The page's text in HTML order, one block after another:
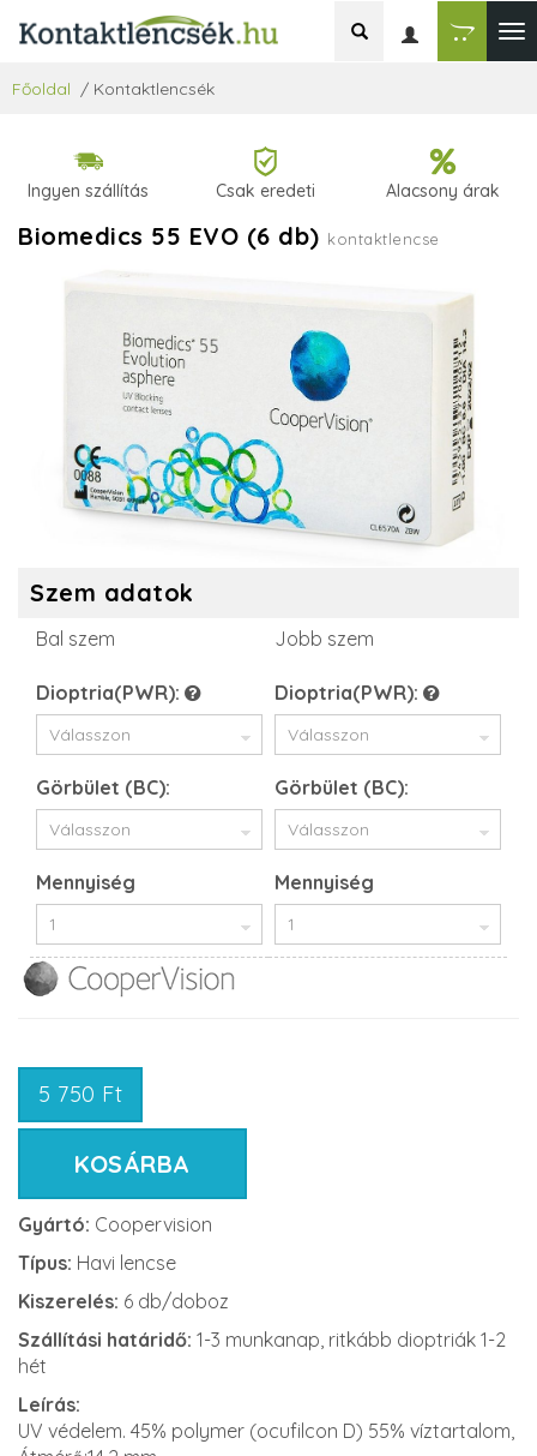
Főoldal / Kontaktlencsék
Ingyen szállítás Csak eredeti Alacsony árak
Biomedics 55 EVO (6 db) kontaktlencse
Szem adatok
Bal szem
Dioptria(PWR):
Görbület (BC):
Mennyiség
Jobb szem
Dioptria(PWR):
Görbület (BC):
Mennyiség
5 750 Ft
KOSÁRBA
Gyártó: Coopervision
Típus: Havi lencse
Kiszerelés: 6 db/doboz
Szállítási határidő: 1-3 munkanap, ritkább dioptriák 1-2
hét
Leírás:
UV védelem. 45% polymer (ocufilcon D) 55% víztartalom,